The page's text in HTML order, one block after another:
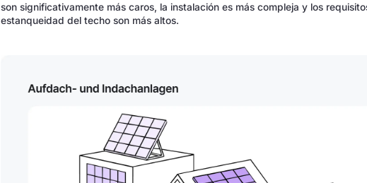
son significativamente más caros, la instalación es más compleja y los
estanqueidad del techo son más altos.